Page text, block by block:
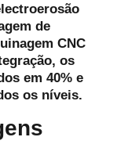
de
CNC
os
em 40% e
os níveis.